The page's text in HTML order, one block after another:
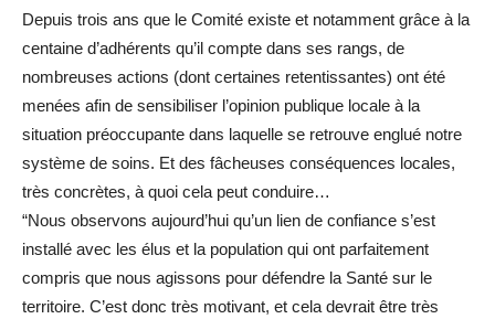
Depuis trois ans que le Comité existe et notamment grâce à la
centaine d’adhérents qu’il compte dans ses rangs, de
nombreuses actions (dont certaines retentissantes) ont été
menées afin de sensibiliser l’opinion publique locale à la
situation préoccupante dans laquelle se retrouve englué notre
système de soins. Et des fâcheuses conséquences locales,
très concrètes, à quoi cela peut conduire…
“Nous observons aujourd’hui qu’un lien de confiance s’est
installé avec les élus et la population qui ont parfaitement
compris que nous agissons pour défendre la Santé sur le
territoire. C’est donc très motivant, et cela devrait être très